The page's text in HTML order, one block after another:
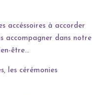
accéssoires à accorder
accompagner dans notre
être…
les cérémonies